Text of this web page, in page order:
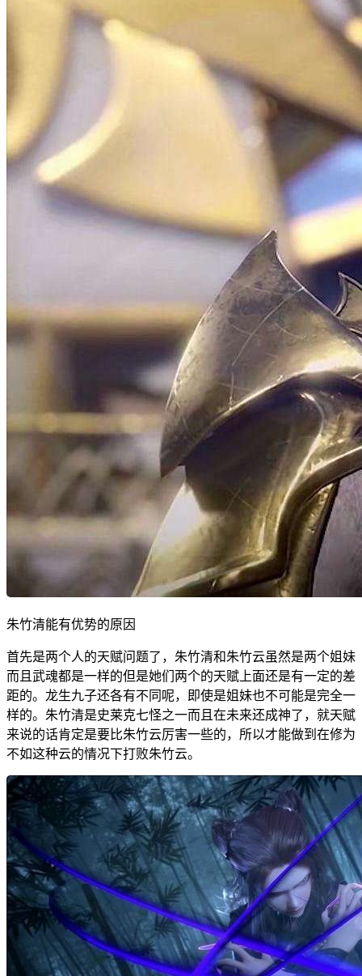
朱竹清能有优势的原因
首先是两个人的天赋问题了，朱竹清和朱竹云虽然是两个姐妹
而且武魂都是一样的但是她们两个的天赋上面还是有一定的差
距的。龙生九子还各有不同呢，即使是姐妹也不可能是完全一
样的。朱竹清是史莱克七怪之一而且在未来还成神了，就天赋
来说的话肯定是要比朱竹云厉害一些的，所以才能做到在修为
不如这种云的情况下打败朱竹云。